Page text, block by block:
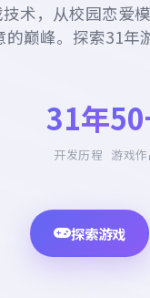
术，从校园恋爱
的巅峰。探索31年
31年
开发历程 游戏
探索游戏